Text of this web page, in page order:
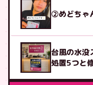
②めどちゃ
台風の水没
処置5つと